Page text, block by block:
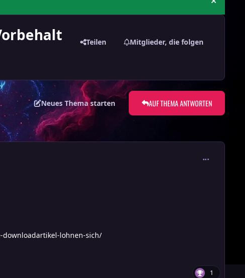
Teilen Mitglieder, die folgen
Neues Thema starten AUF THEMA ANTWORTEN
lohnen-sich/
1